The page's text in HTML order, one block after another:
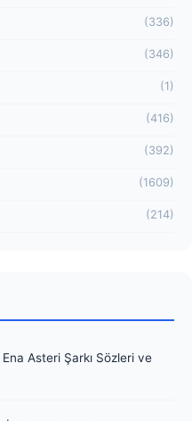
(336)
(346)
(1)
(416)
(392)
(1609)
(214)
Asteri Şarkı Sözleri ve